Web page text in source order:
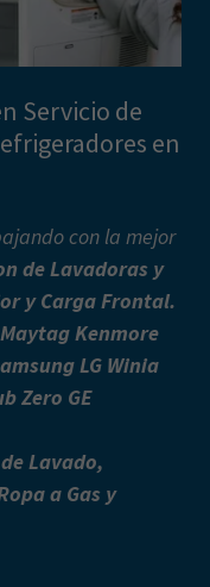
Servicio de
en
con la mejor
de Lavadoras y
y Carga Frontal.
Kenmore
LG Winia
Zero GE
Lavado,
a Gas y